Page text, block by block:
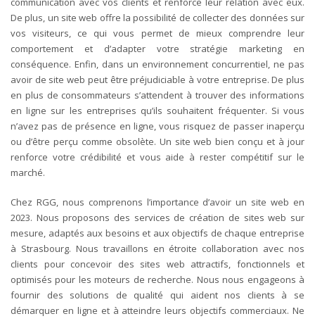
De plus, un site web offre la possibilité de collecter des données sur
vos visiteurs, ce qui vous permet de mieux comprendre leur
comportement et d’adapter votre stratégie marketing en
conséquence. Enfin, dans un environnement concurrentiel, ne pas
avoir de site web peut être préjudiciable à votre entreprise. De plus
en plus de consommateurs s’attendent à trouver des informations
en ligne sur les entreprises qu’ils souhaitent fréquenter. Si vous
n’avez pas de présence en ligne, vous risquez de passer inaperçu
ou d’être perçu comme obsolète. Un site web bien conçu et à jour
renforce votre crédibilité et vous aide à rester compétitif sur le
marché.
Chez RGG, nous comprenons l’importance d’avoir un site web en
2023. Nous proposons des services de création de sites web sur
mesure, adaptés aux besoins et aux objectifs de chaque entreprise
à Strasbourg. Nous travaillons en étroite collaboration avec nos
clients pour concevoir des sites web attractifs, fonctionnels et
optimisés pour les moteurs de recherche. Nous nous engageons à
fournir des solutions de qualité qui aident nos clients à se
démarquer en ligne et à atteindre leurs objectifs commerciaux. Ne